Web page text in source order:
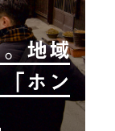
地域
ホン